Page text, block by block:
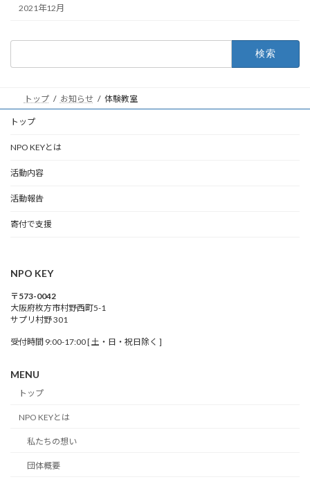
2021年12月
トップ お知らせ 体験教室
トップ
NPO KEYとは
活動内容
活動報告
寄付で支援
NPO KEY
〒573-0042
大阪府枚方市村野西町5-1
サプリ村野 301
受付時間 9:00-17:00 [ 土・日・祝日除く ]
MENU
トップ
NPO KEYとは
私たちの想い
団体概要